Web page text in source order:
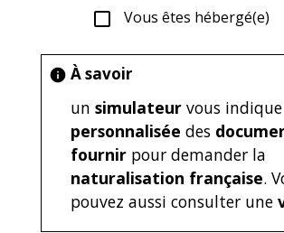
check_box_outline_blank Vous êtes hébergé(e)
info À savoir
un simulateur vous
personnalisée des
fournir pour demander la
naturalisation française.
pouvez aussi consulter une